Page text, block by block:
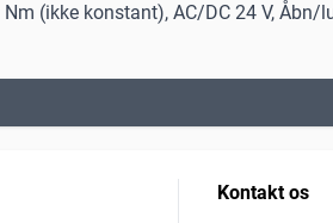
(ikke konstant), AC/DC 24 V, Åbn/
Kontakt os